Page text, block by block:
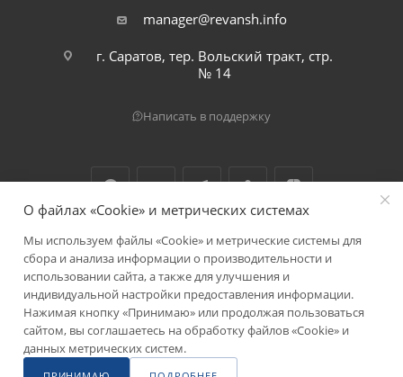
manager@revansh.info
г. Саратов, тер. Вольский тракт, стр.
№ 14
Написать в поддержку
2026 © ООО "Реванш"
О файлах «Cookie» и метрических системах
Мы используем файлы «Cookie» и метрические системы для
сбора и анализа информации о производительности и
использовании сайта, а также для улучшения и
индивидуальной настройки предоставления информации.
Нажимая кнопку «Принимаю» или продолжая пользоваться
сайтом, вы соглашаетесь на обработку файлов «Cookie» и
данных метрических систем.